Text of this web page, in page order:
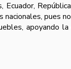
pues
apoyando